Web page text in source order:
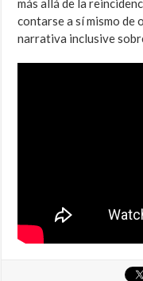
más allá de la
contarse a sí mismo
narrativa inclusive